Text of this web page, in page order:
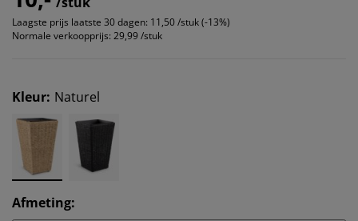
Laagste prijs laatste 30 dagen: 11,50 /stuk (-13%)
Normale verkoopprijs: 29,99 /stuk
Kleur: Naturel
Afmeting: